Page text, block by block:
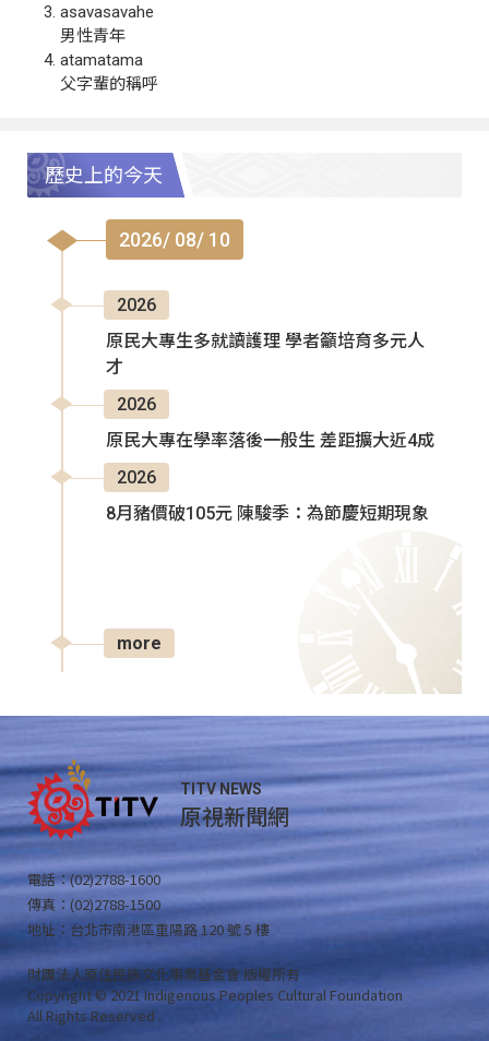
asavasavahe
男性青年
atamatama
父字輩的稱呼
歷史上的今天
2026/ 08/ 10
2026
原民大專生多就讀護理 學者籲培育多元人
才
2026
原民大專在學率落後一般生 差距擴大近4成
2026
8月豬價破105元 陳駿季：為節慶短期現象
more
TITV NEWS
原視新聞網
電話：(02)2788-1600
傳真：(02)2788-1500
地址：台北市南港區重陽路 120 號 5 樓
財團法人原住民族文化事業基金會 版權所有
Copyright © 2021 Indigenous Peoples Cultural Foundation
All Rights Reserved .